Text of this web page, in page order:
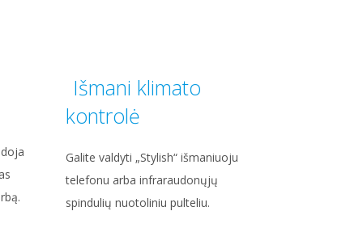
Išmani klimato
kontrolė
Galite valdyti „Stylish“ išmaniuoju
telefonu arba infraraudonųjų
spindulių nuotoliniu pulteliu.